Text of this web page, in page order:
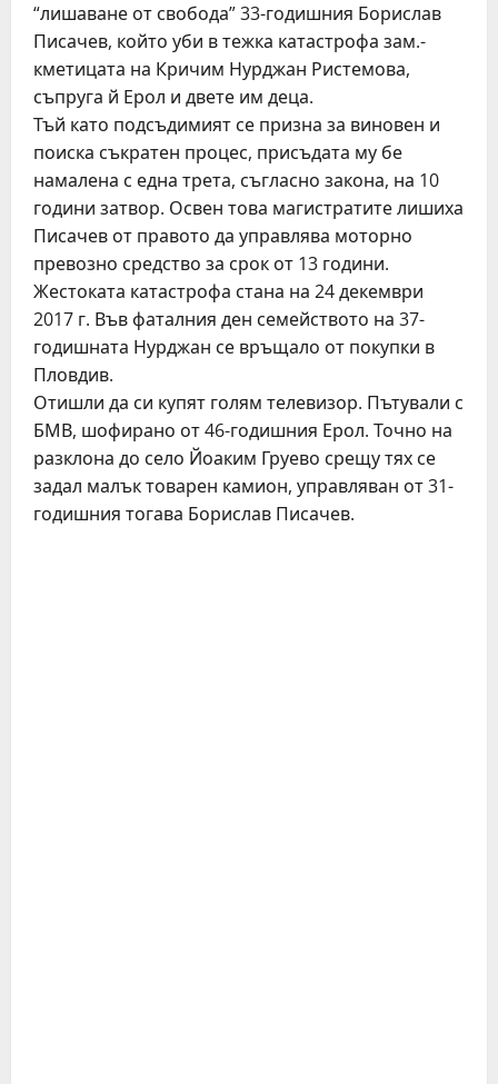
“лишаване от свобода” 33-годишния Борислав
Писачев, който уби в тежка катастрофа зам.-
кметицата на Кричим Нурджан Ристемова,
съпруга й Ерол и двете им деца.
Тъй като подсъдимият се призна за виновен и
поиска съкратен процес, присъдата му бе
намалена с една трета, съгласно закона, на 10
години затвор. Освен това магистратите лишиха
Писачев от правото да управлява моторно
превозно средство за срок от 13 години.
Жестоката катастрофа стана на 24 декември
2017 г. Във фаталния ден семейството на 37-
годишната Нурджан се връщало от покупки в
Пловдив.
Отишли да си купят голям телевизор. Пътували с
БМВ, шофирано от 46-годишния Ерол. Точно на
разклона до село Йоаким Груево срещу тях се
задал малък товарен камион, управляван от 31-
годишния тогава Борислав Писачев.